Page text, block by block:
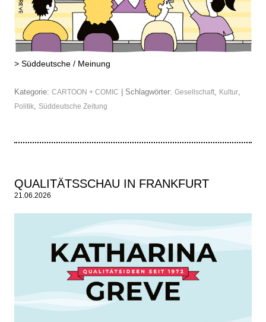
> Süddeutsche / Meinung
Kategorie: CARTOON + COMIC | Schlagwörter: Gesellschaft Kultur
Politik Süddeutsche Zeitung
QUALITÄTSSCHAU IN FRANKFURT
21.06.2026